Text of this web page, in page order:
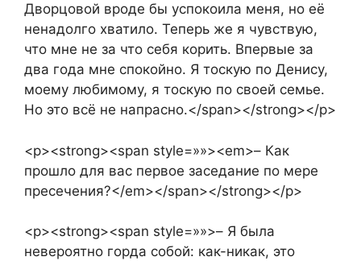
Дворцовой вроде бы успокоила меня, но её
ненадолго хватило. Теперь же я чувствую,
что мне не за что себя корить. Впервые за
два года мне спокойно. Я тоскую по Денису,
моему любимому, я тоскую по своей семье.
Но это всё не напрасно.</span></strong></p>
<p><strong><span style=»»><em>– Как
прошло для вас первое заседание по мере
пресечения?</em></span></strong></p>
<p><strong><span style=»»>– Я была
невероятно горда собой: как-никак, это